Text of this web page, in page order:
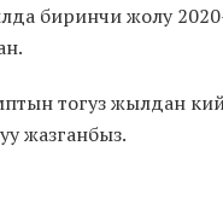
биринчи жолу 2020-
тогуз жылдан
жазганбыз.